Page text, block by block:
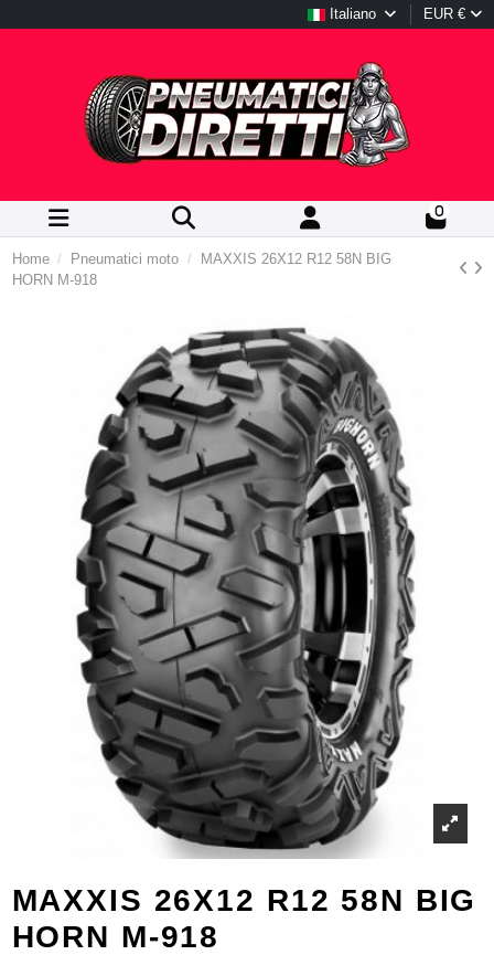
Italiano EUR €
0
Home Pneumatici moto
MAXXIS 26X12 R12 58N BIG
HORN M-918
MAXXIS 26X12 R12 58N BIG
HORN M-918